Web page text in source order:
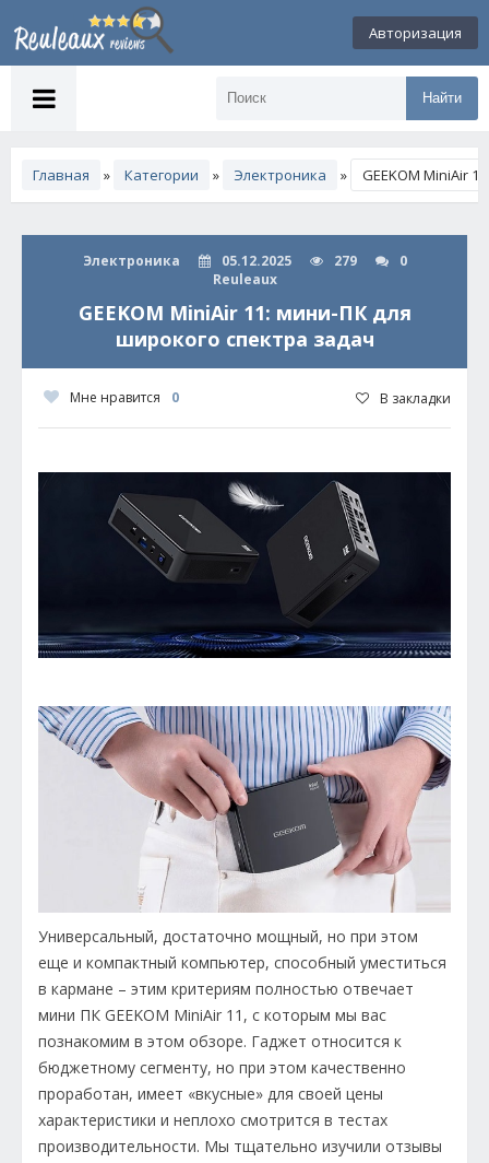
Авторизация
Найти
Главная » Категории » Электроника » GEEKOM MiniAir
Электроника 05.12.2025 279
0
Reuleaux
GEEKOM MiniAir 11: мини-ПК для
широкого спектра задач
Мне нравится 0 В закладки
Универсальный, достаточно мощный, но при этом
еще и компактный компьютер, способный уместиться
в кармане – этим критериям полностью отвечает
мини ПК GEEKOM MiniAir 11, с которым мы вас
познакомим в этом обзоре. Гаджет относится к
бюджетному сегменту, но при этом качественно
проработан, имеет «вкусные» для своей цены
характеристики и неплохо смотрится в тестах
производительности. Мы тщательно изучили отзывы